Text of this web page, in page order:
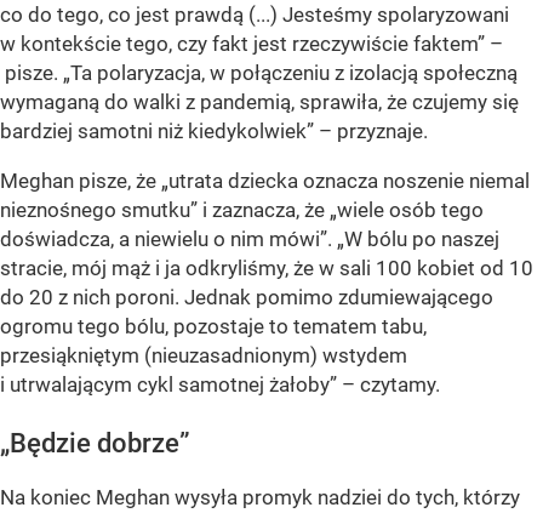
co do tego, co jest prawdą (...) Jesteśmy spolaryzowani
w kontekście tego, czy fakt jest rzeczywiście faktem” –
pisze. „Ta polaryzacja, w połączeniu z izolacją społeczną
wymaganą do walki z pandemią, sprawiła, że czujemy się
bardziej samotni niż kiedykolwiek” – przyznaje.
Meghan pisze, że „utrata dziecka oznacza noszenie niemal
nieznośnego smutku” i zaznacza, że „wiele osób tego
doświadcza, a niewielu o nim mówi”. „W bólu po naszej
stracie, mój mąż i ja odkryliśmy, że w sali 100 kobiet od 10
do 20 z nich poroni. Jednak pomimo zdumiewającego
ogromu tego bólu, pozostaje to tematem tabu,
przesiąkniętym (nieuzasadnionym) wstydem
i utrwalającym cykl samotnej żałoby” – czytamy.
„Będzie dobrze”
Na koniec Meghan wysyła promyk nadziei do tych, którzy